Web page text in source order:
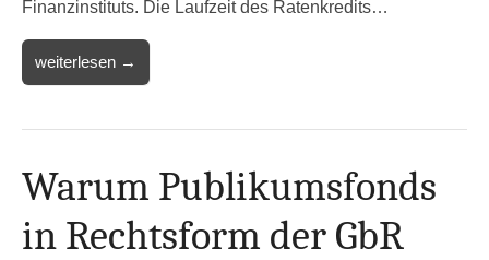
Finanzinstituts. Die Laufzeit des Ratenkredits…
weiterlesen →
Warum Publikumsfonds
in Rechtsform der GbR